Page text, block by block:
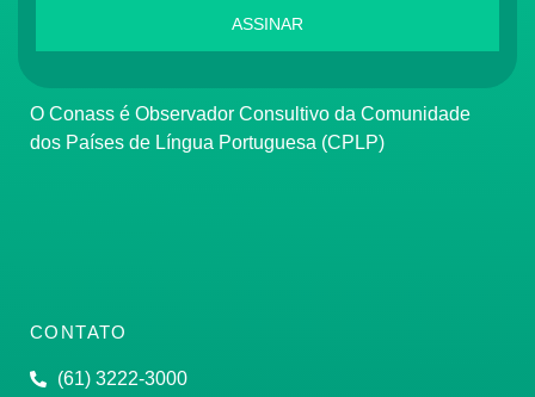
ASSINAR
O Conass é Observador Consultivo da Comunidade
dos Países de Língua Portuguesa (CPLP)
CONTATO
(61) 3222-3000